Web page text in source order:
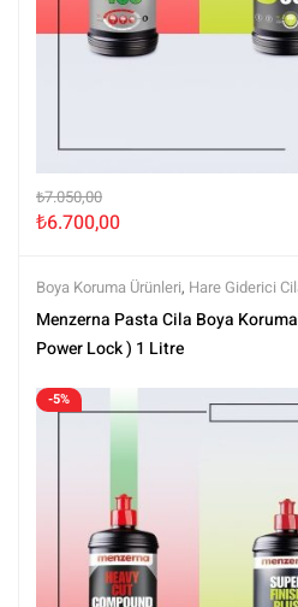
₺7.050,00
₺6.700,00
Boya Koruma Ürünleri, Hare Giderici
Menzerna, Polisaj,Polisaj ve Parlatma,
Tüm Ürünler
Menzerna Pasta Cila Boya
Power Lock ) 1 Litre
-5%